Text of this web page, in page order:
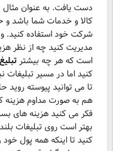
دست یافت. به عنوان مثال
کالا و خدمات شما باشد و
شرکت خود استفاده کنید. و
مدیریت کنید چه از نظر
است که هر چه بیشترتبلیغ
کنید اما در مسیر
تا می توانید پیوسته
هم به صورت مداوم هزینه
فکر می کنید هزینه های
بهتر است روی تبلیغات
کنید تا اینکه همه پول